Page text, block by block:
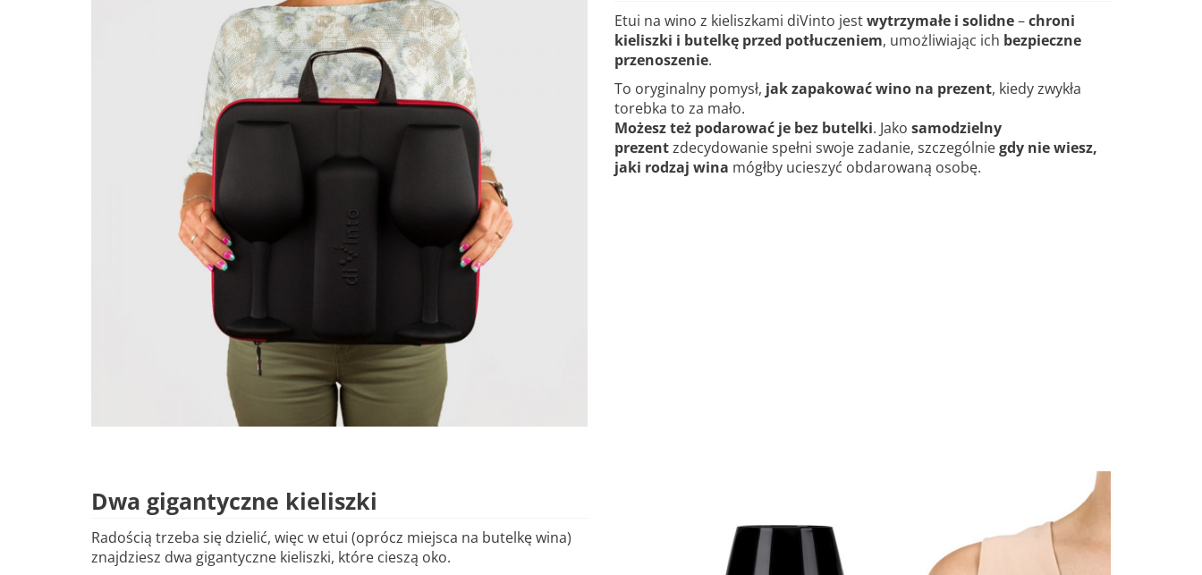
Etui na wino z kieliszkami diVinto jestwytrzymałe i solidne–chroni
kieliszki i butelkę przed potłuczeniem, umożliwiając ich bezpieczne
przenoszenie.
To oryginalny pomysł, jak zapakować wino na prezent, kiedy zwykła
torebka to za mało.
Możesz też podarować je bez butelki. Jako samodzielny
prezentzdecydowanie spełni swoje zadanie, szczególniegdy nie wiesz,
jaki rodzaj wina mógłby ucieszyć obdarowaną osobę.
Dwa gigantyczne kieliszki
Radością trzeba się dzielić, więc w etui (oprócz miejsca na butelkę wina)
znajdziesz dwa gigantyczne kieliszki, które cieszą oko.